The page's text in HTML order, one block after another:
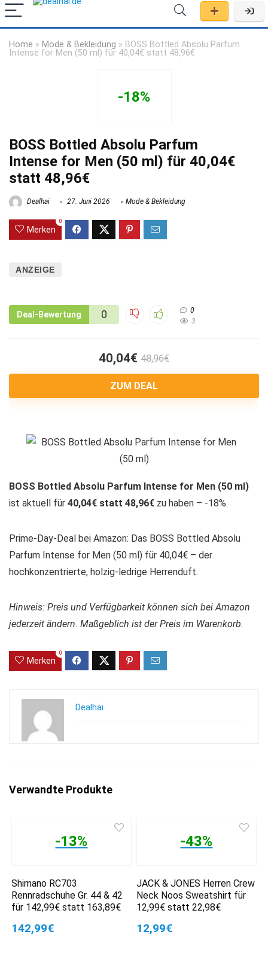
Home » Mode & Bekleidung » BOSS Bottled Absolu Parfum
Intense for Men (50 ml) für 40,04€ statt 48,96€
-18%
BOSS Bottled Absolu Parfum
Intense for Men (50 ml) für 40,04€
statt 48,96€
Dealhai 27. Juni 2026 Mode & Bekleidung
Merken
0
ANZEIGE
Deal-Bewertung 0
0
3
40,04€ 48,96€
ZUM DEAL
BOSS Bottled Absolu Parfum Intense for Men (50 ml)
ist aktuell für 40,04€ statt 48,96€ zu haben – -18%.
Prime-Day-Deal bei Amazon: Das BOSS Bottled Absolu
Parfum Intense for Men (50 ml) für 40,04€ – der
hochkonzentrierte, holzig-ledrige Herrenduft.
Hinweis: Preis und Verfügbarkeit können sich bei Amazon
jederzeit ändern. Maßgeblich ist der Preis im Warenkorb.
Merken
0
Dealhai
Verwandte Produkte
-13%
Shimano RC703
Rennradschuhe Gr. 44 & 42
für 142,99€ statt 163,89€
142,99€
-43%
JACK & JONES Herren Crew
Neck Noos Sweatshirt für
12,99€ statt 22,98€
12,99€